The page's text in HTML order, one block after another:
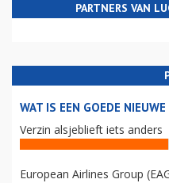
PARTNERS VAN
WAT IS EEN GOEDE
Verzin alsjeblieft iets anders
European Airlines Group